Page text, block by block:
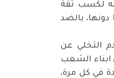
لكسب ثقة
بالضد
التخلي عن
ابناء الشعب
في كل مرة،